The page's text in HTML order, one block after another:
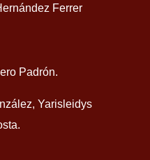
Ferrer
Padrón.
Yarisleidys